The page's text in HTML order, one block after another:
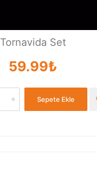
Tornavida Set
59.99₺
Sepete Ekle